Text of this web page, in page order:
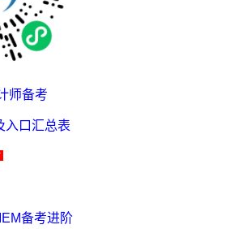
师备考
入口汇总表
备考进阶